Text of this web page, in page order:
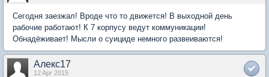
Сегодня заезжал! Вроде что то движется! В выходной день
рабочие работают! К 7 корпусу ведут коммуникации!
Обнадёживает! Мысли о суициде немного развеиваются!
Алекс17
12 Apr 2015